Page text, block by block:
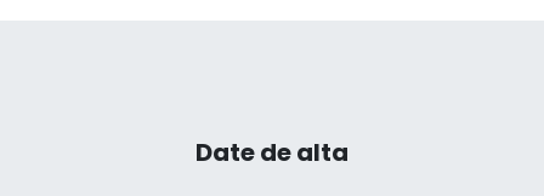
Date de alta